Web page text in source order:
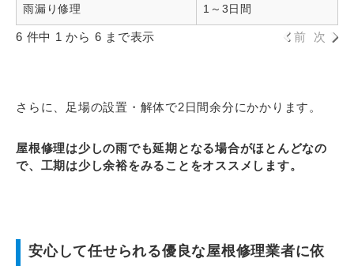
雨漏り修理 1～3日間
6 件中 1 から 6 まで表示 前 次
さらに、足場の設置・解体で2日間余分にかかります。
屋根修理は少しの雨でも延期となる場合がほとんどなの
で、工期は少し余裕をみることをオススメします。
安心して任せられる優良な屋根修理業者に依